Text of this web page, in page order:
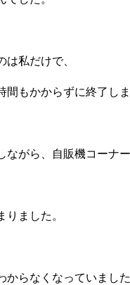
は私だけで、
間もかからずに終了しま
ながら、自販機コーナ
りました。
らなくなっていました